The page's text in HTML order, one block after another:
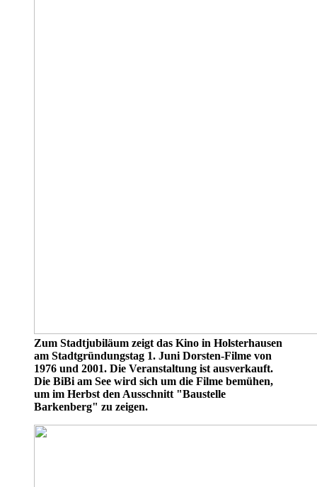
Zum Stadtjubiläum zeigt das Kino in Holsterhausen
am Stadtgründungstag 1. Juni Dorsten-Filme von
1976 und 2001. Die Veranstaltung ist ausverkauft.
Die BiBi am See wird sich um die Filme bemühen,
um im Herbst den Ausschnitt "Baustelle
Barkenberg" zu zeigen.